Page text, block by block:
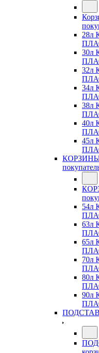
28л
30л
32л
34л
38л
40л
45л
54л
63л
65л
70л
80л
90л